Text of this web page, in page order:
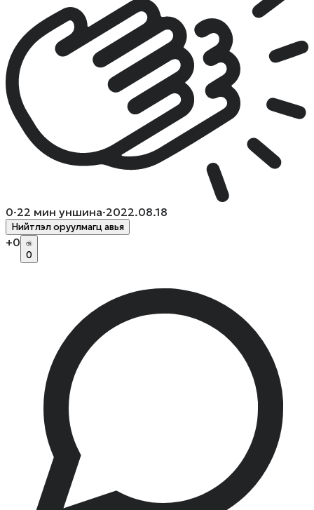
0·22 мин уншина·2022.08.18
Нийтлэл оруулмагц авья
+0
0